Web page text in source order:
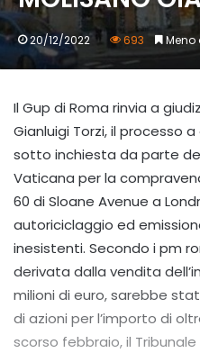
20/12/2022 693 Meno
Il Gup di Roma rinvia a
Gianluigi Torzi, il processo
sotto inchiesta da parte
Vaticana per la
60 di Sloane Avenue a
autoriciclaggio ed
inesistenti. Secondo i pm
derivata dalla vendita
milioni di euro, sarebbe
di azioni per l’importo di
scorso febbraio, il